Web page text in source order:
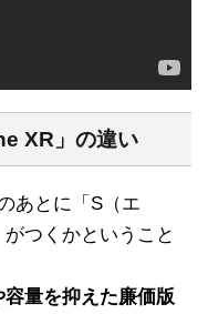
XR」の違い
あとに「S（エ
つくかということ
容量を抑えた廉価版